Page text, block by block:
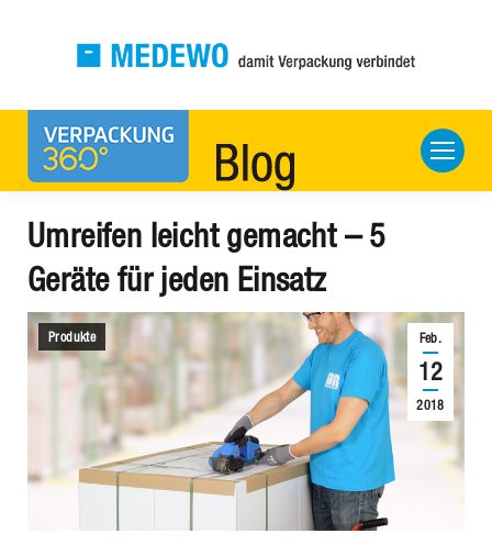
Umreifen leicht gemacht – 5
Geräte für jeden Einsatz
Feb.
12
2018
Produkte